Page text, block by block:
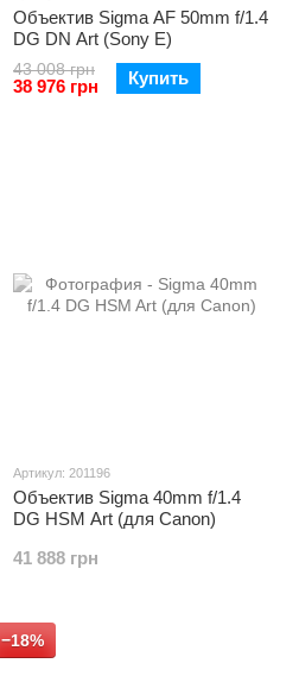
Объектив Sigma AF 50mm f/1.4
DG DN Art (Sony E)
43 008 грн
38 976 грн Купить
Артикул: 201196
Объектив Sigma 40mm f/1.4
DG HSM Art (для Canon)
41 888 грн
−18%